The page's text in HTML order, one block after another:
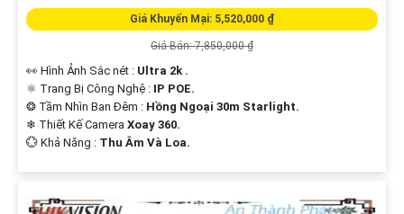
Giá Khuyến Mại: 5,520,000 ₫
Giá Bán: 7,850,000 ₫
👀 Hình Ảnh Sắc nét : Ultra 2k .
⚛️ Trang Bị Công Nghệ : IP POE.
❂ Tầm Nhìn Ban Đêm : Hồng Ngoại 30m Starlight.
❄ Thiết Kế Camera Xoay 360.
️💮 Khả Năng : Thu Âm Và Loa.